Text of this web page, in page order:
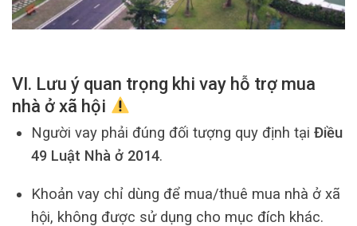
VI. Lưu ý quan trọng khi vay hỗ trợ mua
nhà ở xã hội
Người vay phải đúng đối tượng quy định tại Điều
49 Luật Nhà ở 2014.
Khoản vay chỉ dùng để mua/thuê mua nhà ở xã
hội, không được sử dụng cho mục đích khác.